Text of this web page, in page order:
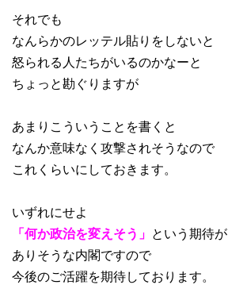
それでも
なんらかのレッテル貼りをしないと
怒られる人たちがいるのかなーと
ちょっと勘ぐりますが
あまりこういうことを書くと
なんか意味なく攻撃されそうなので
これくらいにしておきます。
いずれにせよ
「何か政治を変えそう」 という期待が
ありそうな内閣ですので
今後のご活躍を期待しております。